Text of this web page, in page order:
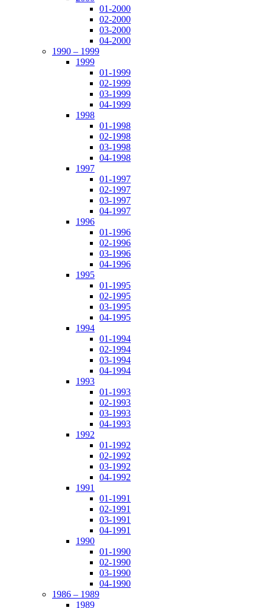
01-2000
02-2000
03-2000
04-2000
1990 – 1999
1999
01-1999
02-1999
03-1999
04-1999
1998
01-1998
02-1998
03-1998
04-1998
1997
01-1997
02-1997
03-1997
04-1997
1996
01-1996
02-1996
03-1996
04-1996
1995
01-1995
02-1995
03-1995
04-1995
1994
01-1994
02-1994
03-1994
04-1994
1993
01-1993
02-1993
03-1993
04-1993
1992
01-1992
02-1992
03-1992
04-1992
1991
01-1991
02-1991
03-1991
04-1991
1990
01-1990
02-1990
03-1990
04-1990
1986 – 1989
1989